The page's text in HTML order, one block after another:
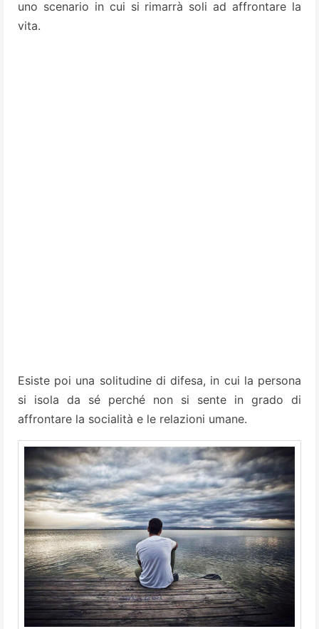
uno scenario in cui si rimarrà soli ad affrontare la
vita.
Esiste poi una solitudine di difesa, in cui la persona
si isola da sé perché non si sente in grado di
affrontare la socialità e le relazioni umane.